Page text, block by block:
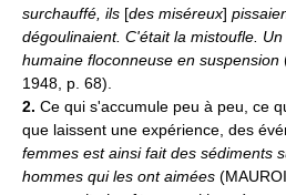
surchauffé, ils [des miséreux]
dégoulinaient. C'était la mistoufle.
humaine floconneuse en suspension
1948, p. 68).
2. Ce qui s'accumule peu à peu, ce
que laissent une expérience, des
femmes est ainsi fait des sédiments
hommes qui les ont aimées